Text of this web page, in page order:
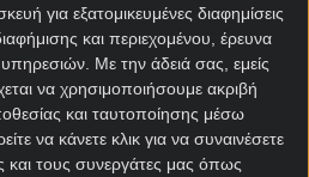
για εξατομικευμένες διαφημίσεις
και περιεχομένου, έρευνα
Με την άδειά σας, εμείς
να χρησιμοποιήσουμε ακριβή
και ταυτοποίησης μέσω
να κάνετε κλικ για να συναινέσετε
και τους συνεργάτες μας όπως
ΑΕΚ στη Σαμψούντα
Phase του Europa
την ΑΕΚ στην Τουρκία
την τελευταία εκτός
«Ένωσης» με το διπλό